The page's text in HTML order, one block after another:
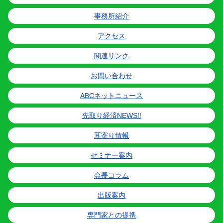
事務所紹介
アクセス
関連リンク
お問い合わせ
ABCネットニュース
先取り経済NEWS!!
耳寄り情報
セミナー案内
会長コラム
出版案内
専門家との提携